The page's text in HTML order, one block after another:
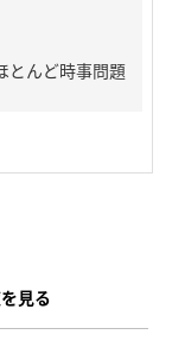
とんど時事問題
見る